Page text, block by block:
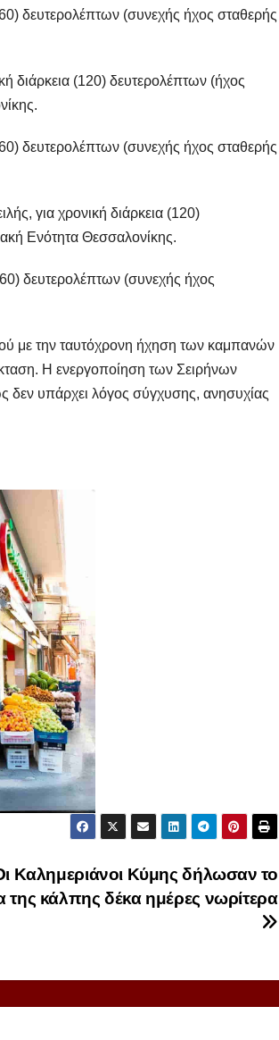
δευτερολέπτων (συνεχής ήχος σταθερής
(120) δευτερολέπτων (ήχος
δευτερολέπτων (συνεχής ήχος σταθερής
για χρονική διάρκεια (120)
Ενότητα Θεσσαλονίκης.
δευτερολέπτων (συνεχής ήχος
με την ταυτόχρονη ήχηση των καμπανών
Η ενεργοποίηση των Σειρήνων
δεν υπάρχει λόγος σύγχυσης, ανησυχίας
Καλημεριάνοι Κύμης δήλωσαν το
της κάλπης δέκα ημέρες νωρίτερα